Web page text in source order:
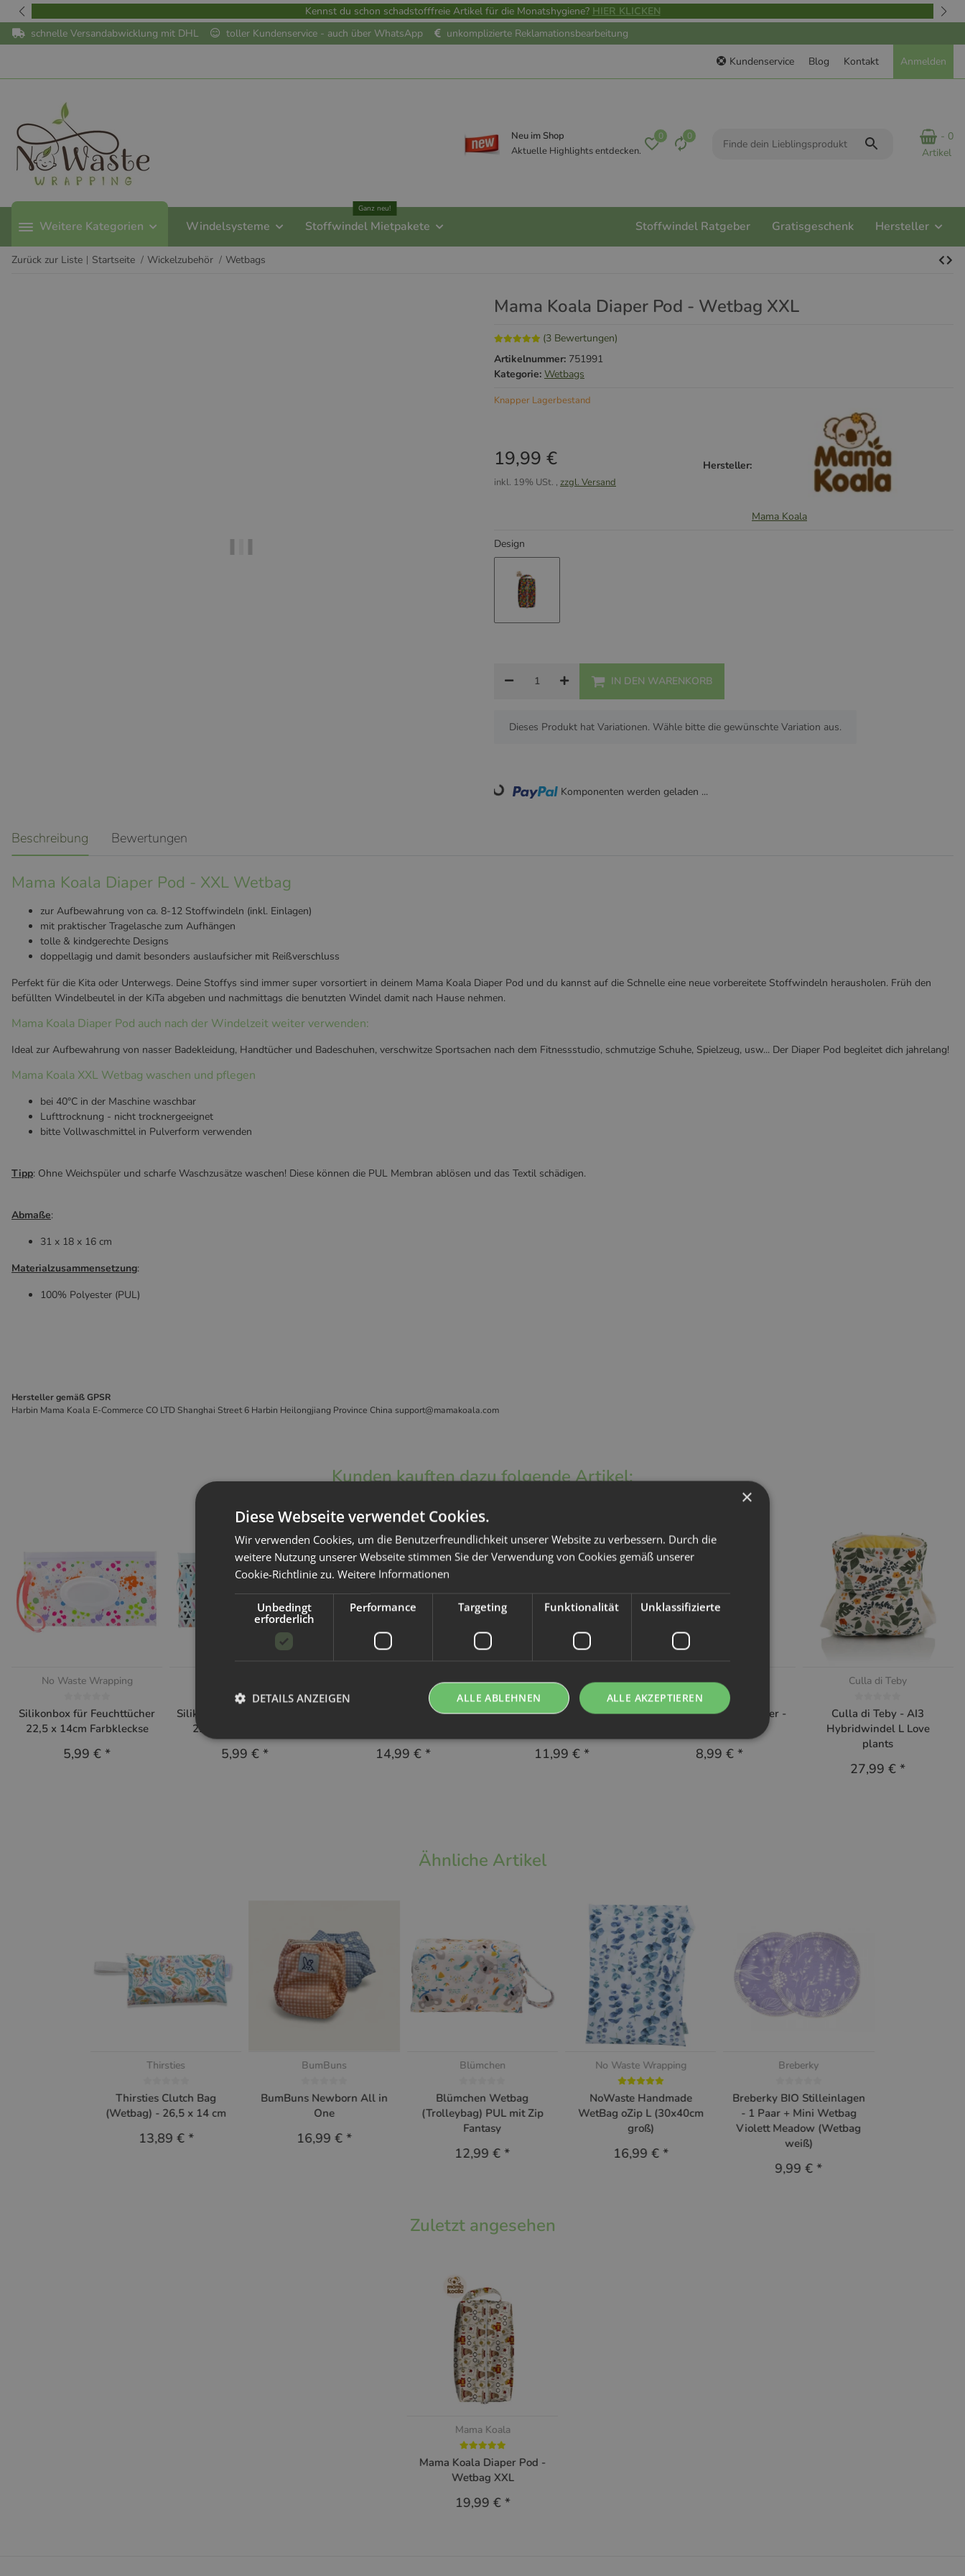
Kennst du schon schadstofffreie Artikel für die Monatshygiene? HIER KLICKEN
schnelle Versandabwicklung mit DHL
toller Kundenservice - auch über WhatsApp unkomplizierte Reklamationsbearbeitung
Kundenservice Blog Kontakt Anmelden
Neu im Shop
Aktuelle Highlights entdecken.
0 0
- 0
Artikel
Weitere Kategorien Windelsysteme Stoffwindel Mietpakete
Ganz neu!
Stoffwindel Ratgeber Gratisgeschenk Hersteller
Zurück zur Liste Startseite Wickelzubehör Wetbags
Mama Koala Diaper Pod - Wetbag XXL
(3 Bewertungen)
Artikelnummer: 751991
Kategorie: Wetbags
Knapper Lagerbestand
19,99 €
inkl. 19% USt. , zzgl. Versand
Hersteller:
Mama Koala
Design
IN DEN WARENKORB
x
Dieses Produkt hat Variationen. Wähle bitte die gewünschte Variation aus.
Loading... Komponenten werden geladen ...
Beschreibung Bewertungen
Mama Koala Diaper Pod - XXL Wetbag
zur Aufbewahrung von ca. 8-12 Stoffwindeln (inkl. Einlagen)
mit praktischer Tragelasche zum Aufhängen
tolle & kindgerechte Designs
doppellagig und damit besonders auslaufsicher mit Reißverschluss
Perfekt für die Kita oder Unterwegs. Deine Stoffys sind immer super vorsortiert in deinem Mama Koala Diaper Pod und du kannst auf die Schnelle eine neue vorbereitete Stoffwindeln herausholen. Früh den
befüllten Windelbeutel in der KiTa abgeben und nachmittags die benutzten Windel damit nach Hause nehmen.
Mama Koala Diaper Pod auch nach der Windelzeit weiter verwenden:
Ideal zur Aufbewahrung von nasser Badekleidung, Handtücher und Badeschuhen, verschwitze Sportsachen nach dem Fitnessstudio, schmutzige Schuhe, Spielzeug, usw... Der Diaper Pod begleitet dich jahrelang!
Mama Koala XXL Wetbag waschen und pflegen
bei 40°C in der Maschine waschbar
Lufttrocknung - nicht trocknergeeignet
bitte Vollwaschmittel in Pulverform verwenden
Tipp: Ohne Weichspüler und scharfe Waschzusätze waschen! Diese können die PUL Membran ablösen und das Textil schädigen.
Abmaße:
31 x 18 x 16 cm
Materialzusammensetzung:
100% Polyester (PUL)
Hersteller gemäß GPSR
Harbin Mama Koala E-Commerce CO LTD Shanghai Street 6 Harbin Heilongjiang Province China support@mamakoala.com
Kunden kauften dazu folgende Artikel:
No Waste Wrapping
Silikonbox für Feuchttücher
22,5 x 14cm Farbkleckse
5,99 €*
Silikonbox für Feuchttücher
22,5 x 14cm Triangle
5,99 €*
Hypf Pail Liner Colour
14,99 €*
Hypf
Hypf Windelsack Colour
11,99 € *
Ubbi
Ubbi Feuchttuch Spender -
8,99 €*
Culla di Teby
Culla di Teby - AI3
Hybridwindel L Love
plants
27,99 €*
Ähnliche Artikel
Thirsties
Thirsties Clutch Bag
(Wetbag) - 26,5 x 14 cm
13,89 € *
BumBuns
BumBuns Newborn All in
One
16,99 €*
Blümchen
Blümchen Wetbag
(Trolleybag) PUL mit Zip
Fantasy
12,99 €*
No Waste Wrapping
NoWaste Handmade
WetBag oZip L (30x40cm
groß)
16,99 € *
Breberky
Breberky BIO Stilleinlagen
- 1 Paar + Mini Wetbag
Violett Meadow (Wetbag
weiß)
9,99 €*
Zuletzt angesehen
Mama Koala
Mama Koala Diaper Pod -
Wetbag XXL
19,99 € *
×
Diese Webseite verwendet Cookies.
Wir verwenden Cookies, um die Benutzerfreundlichkeit unserer Website zu verbessern. Durch die
weitere Nutzung unserer Webseite stimmen Sie der Verwendung von Cookies gemäß unserer
Cookie-Richtlinie zu. Weitere Informationen
Unbedingt
erforderlich
Performance Targeting Funktionalität Unklassifizierte
ALLE AKZEPTIEREN
ALLE ABLEHNEN
DETAILS ANZEIGEN